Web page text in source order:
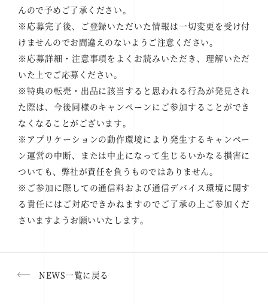
んので予めご了承ください。
※応募完了後、ご登録いただいた情報は一切変更を受け付
けませんのでお間違えのないようご注意ください。
※応募詳細・注意事項をよくお読みいただき、理解いただ
いた上でご応募ください。
※特典の転売・出品に該当すると思われる行為が発見され
た際は、今後同様のキャンペーンにご参加することができ
なくなることがございます。
※アプリケーションの動作環境により発生するキャンペー
ン運営の中断、または中止になって生じるいかなる損害に
ついても、弊社が責任を負うものではありません。
※ご参加に際しての通信料および通信デバイス環境に関す
る責任にはご対応できかねますのでご了承の上ご参加くだ
さいますようお願いいたします。
NEWS一覧に戻る